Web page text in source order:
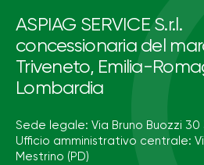
ASPIAG SERVICE S.r.l.
concessionaria del
Triveneto, Emilia-
Lombardia
Sede legale: Via Bruno Buozzi 30
Ufficio amministrativo centrale:
Mestrino (PD)